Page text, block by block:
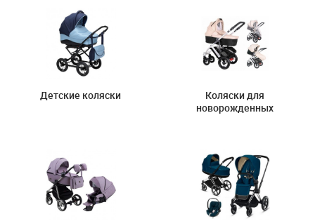
Детские коляски
Коляски для
новорожденных